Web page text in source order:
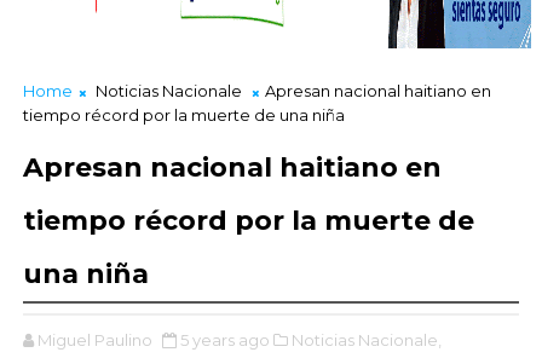
Home Noticias Nacionale
Apresan nacional haitiano en
tiempo récord por la muerte de una niña
Apresan nacional haitiano en
tiempo récord por la muerte de
una niña
Miguel Paulino 5 years ago Noticias Nacionale,